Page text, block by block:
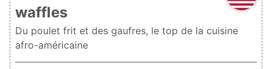
waffles
Du poulet frit et des gaufres, le top de la cuisine
afro-américaine